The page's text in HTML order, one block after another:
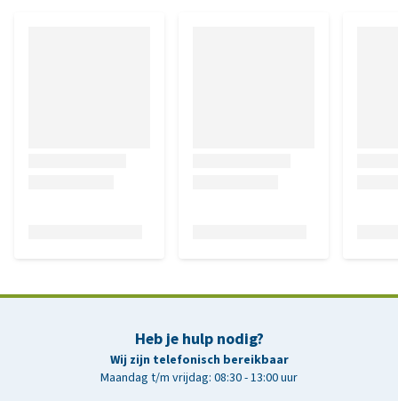
Heb je hulp nodig?
Wij zijn telefonisch bereikbaar
Maandag t/m vrijdag: 08:30 - 13:00 uur